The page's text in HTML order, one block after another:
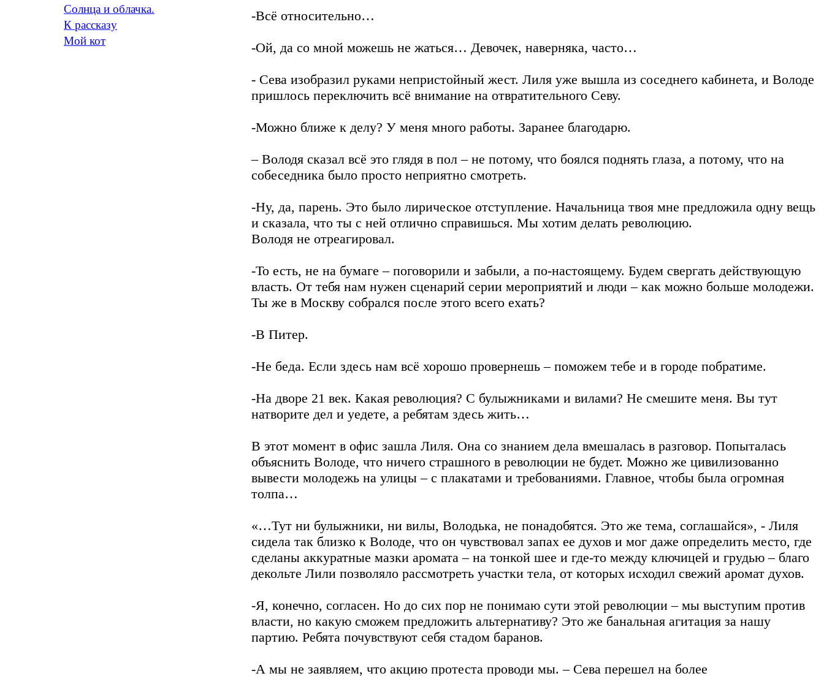
Солнца и облачка.
К рассказу
Мой кот
-Всё относительно…
-Ой, да со мной можешь не жаться… Девочек, наверняка, часто…
- Сева изобразил руками непристойный жест. Лиля уже вышла из соседнего кабинета, и Володе
пришлось переключить всё внимание на отвратительного Севу.
-Можно ближе к делу? У меня много работы. Заранее благодарю.
– Володя сказал всё это глядя в пол – не потому, что боялся поднять глаза, а потому, что на
собеседника было просто неприятно смотреть.
-Ну, да, парень. Это было лирическое отступление. Начальница твоя мне предложила одну вещь
и сказала, что ты с ней отлично справишься. Мы хотим делать революцию.
Володя не отреагировал.
-То есть, не на бумаге – поговорили и забыли, а по-настоящему. Будем свергать действующую
власть. От тебя нам нужен сценарий серии мероприятий и люди – как можно больше молодежи.
Ты же в Москву собрался после этого всего ехать?
-В Питер.
-Не беда. Если здесь нам всё хорошо провернешь – поможем тебе и в городе побратиме.
-На дворе 21 век. Какая революция? С булыжниками и вилами? Не смешите меня. Вы тут
натворите дел и уедете, а ребятам здесь жить…
В этот момент в офис зашла Лиля. Она со знанием дела вмешалась в разговор. Попыталась
объяснить Володе, что ничего страшного в революции не будет. Можно же цивилизованно
вывести молодежь на улицы – с плакатами и требованиями. Главное, чтобы была огромная
толпа…
«…Тут ни булыжники, ни вилы, Володька, не понадобятся. Это же тема, соглашайся», - Лиля
сидела так близко к Володе, что он чувствовал запах ее духов и мог даже определить место, где
сделаны аккуратные мазки аромата – на тонкой шее и где-то между ключицей и грудью – благо
декольте Лили позволяло рассмотреть участки тела, от которых исходил свежий аромат духов.
-Я, конечно, согласен. Но до сих пор не понимаю сути этой революции – мы выступим против
власти, но какую сможем предложить альтернативу? Это же банальная агитация за нашу
партию. Ребята почувствуют себя стадом баранов.
-А мы не заявляем, что акцию протеста проводи мы. – Сева перешел на более